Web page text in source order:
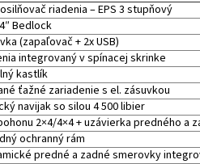
riadenia – EPS 3 stupňový
Bedlock
(zapaľovač + 2x USB)
integrovaný v spínacej skrinke
kastlík
ťažné zariadenie s el. zásuvkou
navijak so silou 4 500 libier
2×4/4×4 + uzávierka predného a
ochranný rám
predné a zadné smerovky